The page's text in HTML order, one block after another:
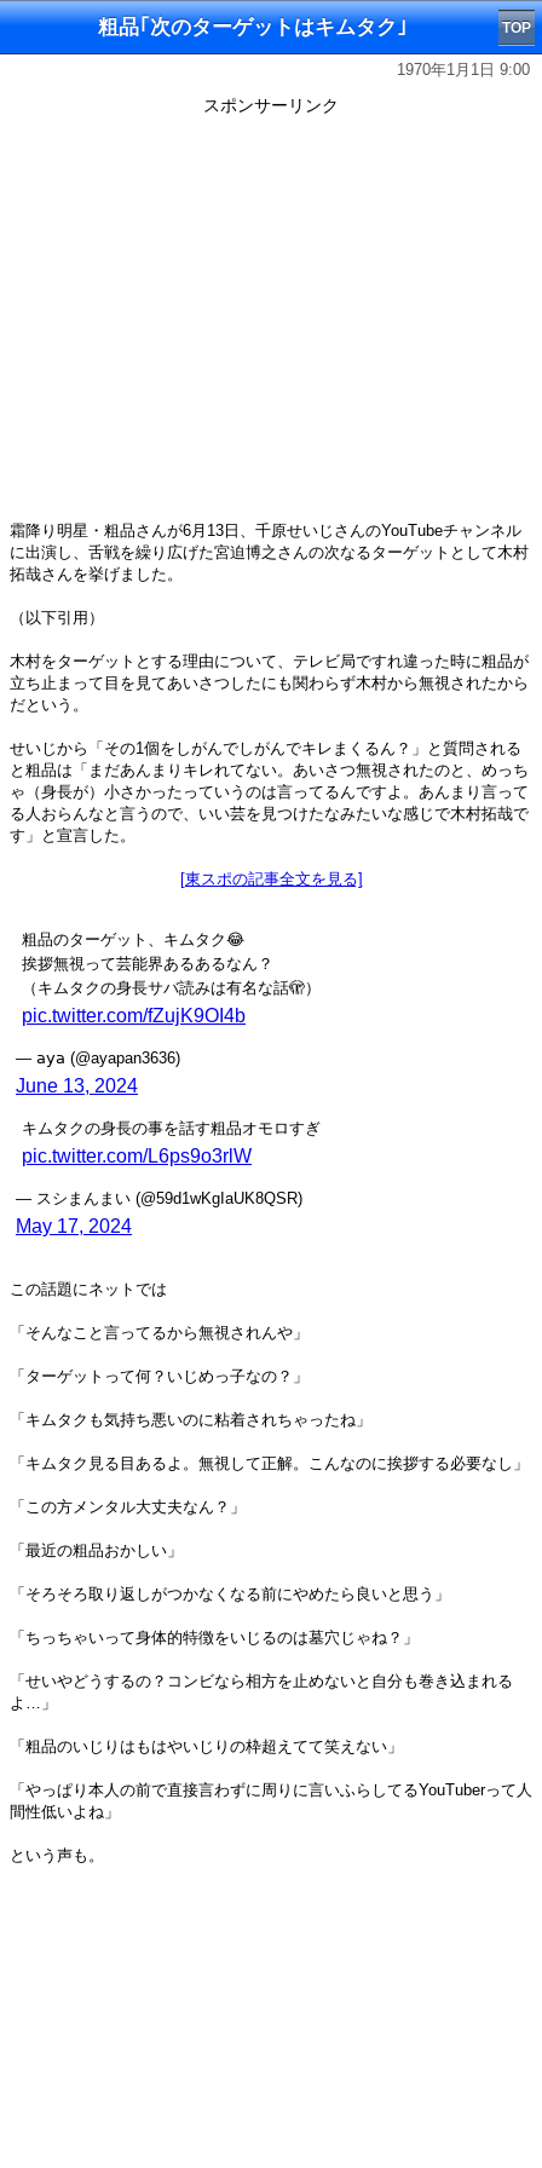
粗品｢次のターゲットはキムタク｣ TOP
1970年1月1日 9:00
スポンサーリンク
霜降り明星・粗品さんが6月13日、千原せいじさんのYouTubeチャンネル
に出演し、舌戦を繰り広げた宮迫博之さんの次なるターゲットとして木村
拓哉さんを挙げました。
（以下引用）
木村をターゲットとする理由について、テレビ局ですれ違った時に粗品が
立ち止まって目を見てあいさつしたにも関わらず木村から無視されたから
だという。
せいじから「その1個をしがんでしがんでキレまくるん？」と質問される
と粗品は「まだあんまりキレれてない。あいさつ無視されたのと、めっち
ゃ（身長が）小さかったっていうのは言ってるんですよ。あんまり言って
る人おらんなと言うので、いい芸を見つけたなみたいな感じで木村拓哉で
す」と宣言した。
[東スポの記事全文を見る]
粗品のターゲット、キムタク😂
挨拶無視って芸能界あるあるなん？
（キムタクの身長サバ読みは有名な話🫣）
pic.twitter.com/fZujK9OI4b
— 𝖺𝗒𝖺 (@ayapan3636)
June 13, 2024
キムタクの身長の事を話す粗品オモロすぎ
pic.twitter.com/L6ps9o3rlW
— スシまんまい (@59d1wKgIaUK8QSR)
May 17, 2024
この話題にネットでは
「そんなこと言ってるから無視されんや」
「ターゲットって何？いじめっ子なの？」
「キムタクも気持ち悪いのに粘着されちゃったね」
「キムタク見る目あるよ。無視して正解。こんなのに挨拶する必要なし」
「この方メンタル大丈夫なん？」
「最近の粗品おかしい」
「そろそろ取り返しがつかなくなる前にやめたら良いと思う」
「ちっちゃいって身体的特徴をいじるのは墓穴じゃね？」
「せいやどうするの？コンビなら相方を止めないと自分も巻き込まれる
よ…」
「粗品のいじりはもはやいじりの枠超えてて笑えない」
「やっぱり本人の前で直接言わずに周りに言いふらしてるYouTuberって人
間性低いよね」
という声も。